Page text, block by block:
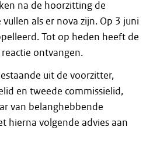
na de hoorzitting de
als er nova zijn. Op 3 juni
Tot op heden heeft de
ontvangen.
uit de voorzitter,
en tweede commissielid,
van belanghebbende
hierna volgende advies aan